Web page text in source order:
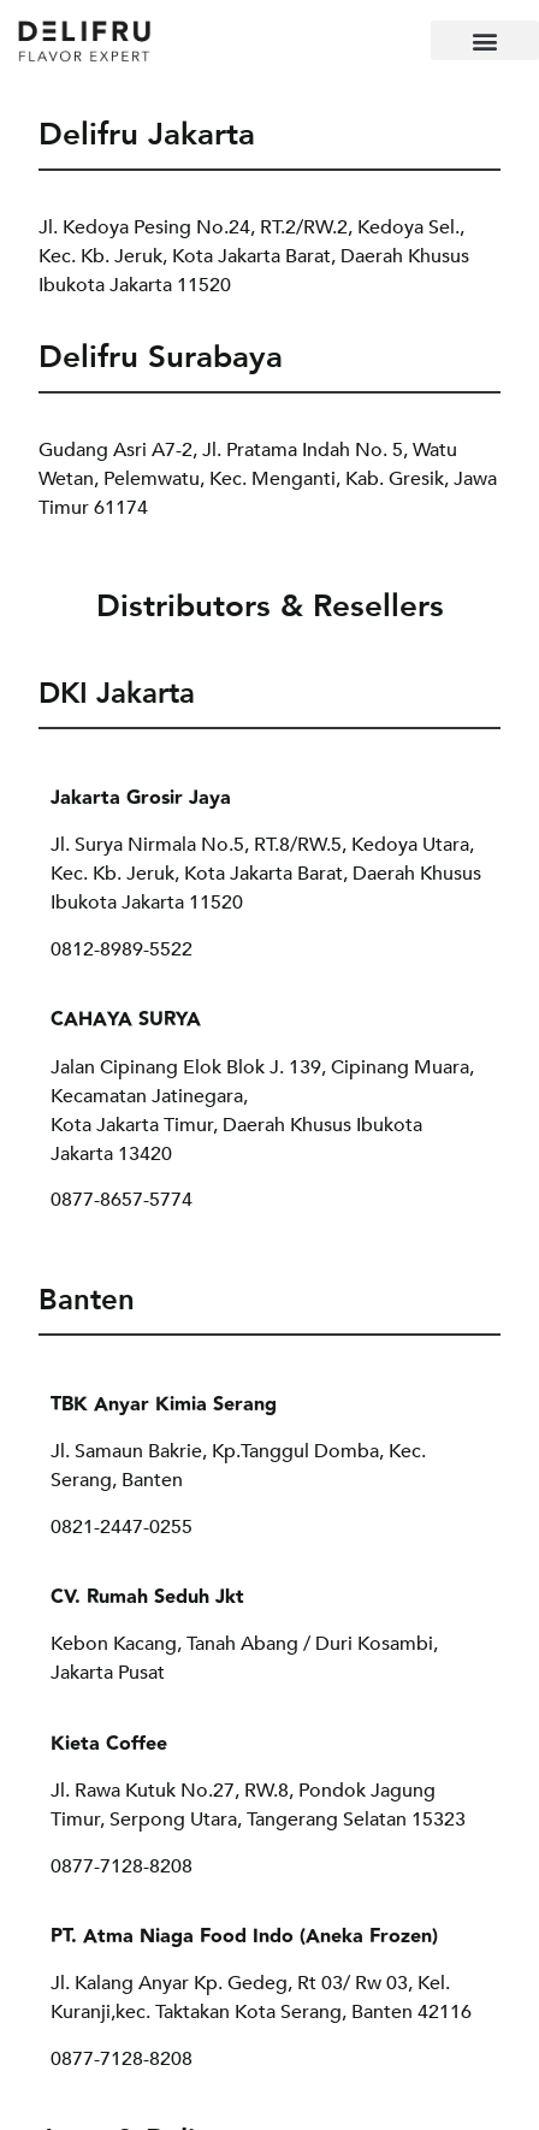
Delifru Jakarta
Jl. Kedoya Pesing No.24, RT.2/RW.2, Kedoya Sel.,
Kec. Kb. Jeruk, Kota Jakarta Barat, Daerah Khusus
Ibukota Jakarta 11520
Delifru Surabaya
Gudang Asri A7-2, Jl. Pratama Indah No. 5, Watu
Wetan, Pelemwatu, Kec. Menganti, Kab. Gresik, Jawa
Timur 61174
Distributors & Resellers
DKI Jakarta
Jakarta Grosir Jaya
Jl. Surya Nirmala No.5, RT.8/RW.5, Kedoya Utara,
Kec. Kb. Jeruk, Kota Jakarta Barat, Daerah Khusus
Ibukota Jakarta 11520
0812-8989-5522
CAHAYA SURYA
Jalan Cipinang Elok Blok J. 139, Cipinang Muara,
Kecamatan Jatinegara,
Kota Jakarta Timur, Daerah Khusus Ibukota
Jakarta 13420
0877-8657-5774
Banten
TBK Anyar Kimia Serang
Jl. Samaun Bakrie, Kp.Tanggul Domba, Kec.
Serang, Banten
0821-2447-0255
CV. Rumah Seduh Jkt
Kebon Kacang, Tanah Abang / Duri Kosambi,
Jakarta Pusat
Kieta Coffee
Jl. Rawa Kutuk No.27, RW.8, Pondok Jagung
Timur, Serpong Utara, Tangerang Selatan 15323
0877-7128-8208
PT. Atma Niaga Food Indo (Aneka Frozen)
Jl. Kalang Anyar Kp. Gedeg, Rt 03/ Rw 03, Kel.
Kuranji,kec. Taktakan Kota Serang, Banten 42116
0877-7128-8208